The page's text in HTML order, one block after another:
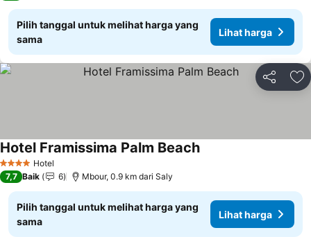
Pilih tanggal untuk melihat harga yang
sama
Lihat harga
Bagikan
4 BintangHotel
Hotel Framissima Palm Beach
7,7 Baik 6 Mbour, 0.9 km dari Saly
Pilih tanggal untuk melihat harga yang
sama
Lihat harga